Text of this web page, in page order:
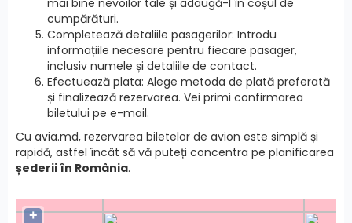
cumpărături.
Completează detaliile pasagerilor: Introdu
informațiile necesare pentru fiecare pasager,
inclusiv numele și detaliile de contact.
Efectuează plata: Alege metoda de plată preferată
și finalizează rezervarea. Vei primi confirmarea
biletului pe e-mail.
Cu avia.md, rezervarea biletelor de avion este simplă și
rapidă, astfel încât să vă puteți concentra pe planificarea
șederii în România.
+